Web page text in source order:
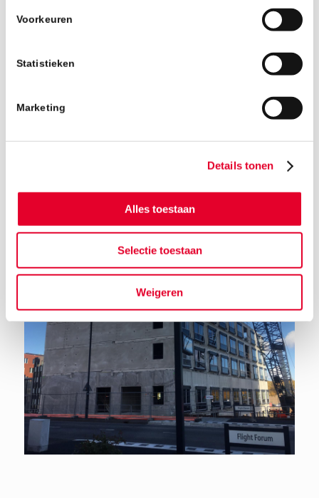
Voorkeuren
Statistieken
Marketing
Details tonen
Alles toestaan
Selectie toestaan
Weigeren